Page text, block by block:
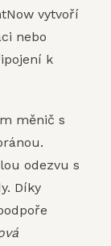
vytvoří
nebo
k
měnič s
odezvu s
Díky